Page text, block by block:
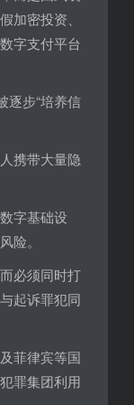
加密投资、
字支付平台
逐步“培养信
携带大量隐
字基础设
险。
必须同时打
起诉罪犯同
菲律宾等国
罪集团利用